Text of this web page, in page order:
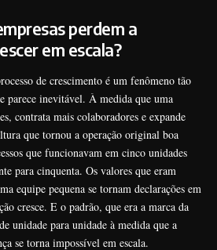
perdem a
em escala?
de crescimento é um fenômeno tão
parece inevitável. À medida que uma
contrata mais colaboradores e expande
que tornou a operação original boa
que funcionavam em cinco unidades
para cinquenta. Os valores que eram
equipe pequena se tornam declarações em
cresce. E o padrão, que era a marca da
unidade para unidade à medida que a
se torna impossível em escala.